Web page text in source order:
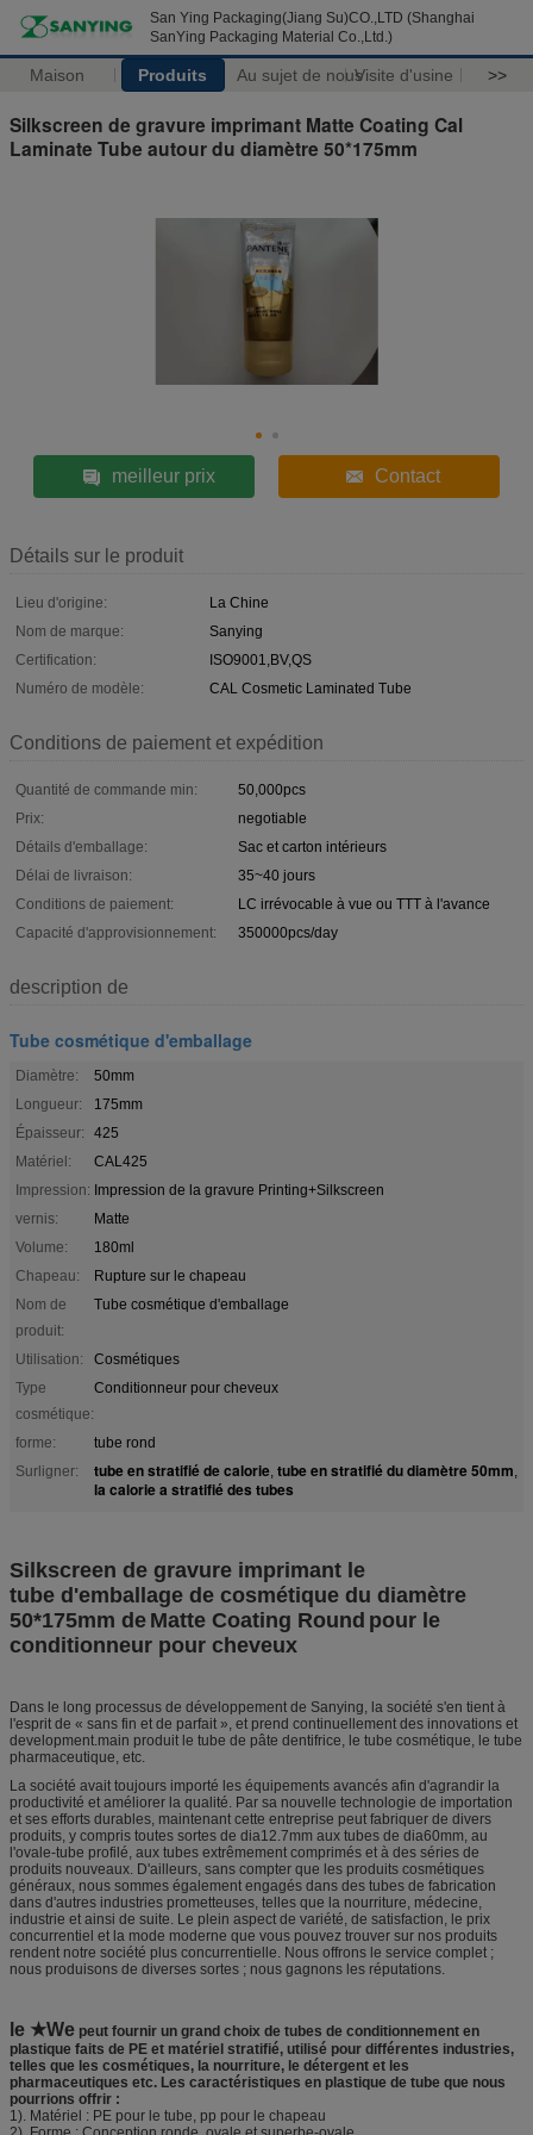
San Ying Packaging(Jiang Su)CO.,LTD (Shanghai
SanYing Packaging Material Co.,Ltd.)
Maison Produits Au sujet de nousVisite d'usine >>
Silkscreen de gravure imprimant Matte Coating Cal
Laminate Tube autour du diamètre 50*175mm
meilleur prix Contact
Détails sur le produit
Lieu d'origine:
La Chine
Nom de marque:
Sanying
Certification:
ISO9001,BV,QS
Numéro de modèle:
CAL Cosmetic Laminated Tube
Conditions de paiement et expédition
Quantité de commande min:
50,000pcs
Prix:
negotiable
Détails d'emballage:
Sac et carton intérieurs
Délai de livraison:
35~40 jours
Conditions de paiement:
LC irrévocable à vue ou TTT à l'avance
Capacité d'approvisionnement:
350000pcs/day
description de
Tube cosmétique d'emballage
Diamètre:
50mm
Longueur:
175mm
Épaisseur:
425
Matériel:
CAL425
Impression: Impression de la gravure Printing+Silkscreen
vernis:
Matte
Volume:
180ml
Chapeau:
Rupture sur le chapeau
Nom de
produit:
Tube cosmétique d'emballage
Utilisation:
Cosmétiques
Type
cosmétique:
Conditionneur pour cheveux
forme:
tube rond
Surligner:
tube en stratifié de calorie, tube en stratifié du diamètre 50mm,
la calorie a stratifié des tubes
Silkscreen de gravure imprimant le
tube d'emballage de cosmétique du diamètre
50*175mm de Matte Coating Round pour le
conditionneur pour cheveux
Dans le long processus de développement de Sanying, la société s'en tient à
l'esprit de « sans fin et de parfait », et prend continuellement des innovations et
development.main produit le tube de pâte dentifrice, le tube cosmétique, le tube
pharmaceutique, etc.
La société avait toujours importé les équipements avancés afin d'agrandir la
productivité et améliorer la qualité. Par sa nouvelle technologie de importation
et ses efforts durables, maintenant cette entreprise peut fabriquer de divers
produits, y compris toutes sortes de dia12.7mm aux tubes de dia60mm, au
l'ovale-tube profilé, aux tubes extrêmement comprimés et à des séries de
produits nouveaux. D'ailleurs, sans compter que les produits cosmétiques
généraux, nous sommes également engagés dans des tubes de fabrication
dans d'autres industries prometteuses, telles que la nourriture, médecine,
industrie et ainsi de suite. Le plein aspect de variété, de satisfaction, le prix
concurrentiel et la mode moderne que vous pouvez trouver sur nos produits
rendent notre société plus concurrentielle. Nous offrons le service complet ;
nous produisons de diverses sortes ; nous gagnons les réputations.
le ★We peut fournir un grand choix de tubes de conditionnement en
plastique faits de PE et matériel stratifié, utilisé pour différentes industries,
telles que les cosmétiques, la nourriture, le détergent et les
pharmaceutiques etc. Les caractéristiques en plastique de tube que nous
pourrions offrir :
1). Matériel : PE pour le tube, pp pour le chapeau